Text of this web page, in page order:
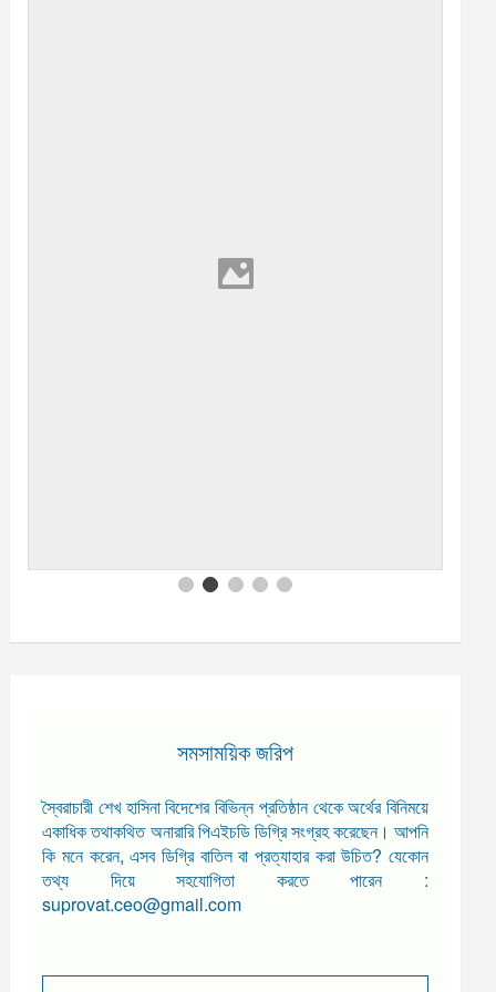
সমসাময়িক জরিপ
স্বৈরাচারী শেখ হাসিনা বিদেশের বিভিন্ন প্রতিষ্ঠান থেকে অর্থের বিনিময়ে
একাধিক তথাকথিত অনারারি পিএইচডি ডিগ্রি সংগ্রহ করেছেন। আপনি
কি মনে করেন, এসব ডিগ্রি বাতিল বা প্রত্যাহার করা উচিত? যেকোন
তথ্য দিয়ে সহযোগিতা করতে পারেন :
suprovat.ceo@gmail.com